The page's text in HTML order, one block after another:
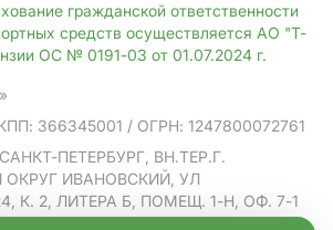
гражданской ответственности
средств осуществляется АО "Т-
ОС № 0191-03 от 01.07.2024 г.
366345001 / ОГРН: 1247800072761
ПЕТЕРБУРГ, ВН.ТЕР.Г.
ИВАНОВСКИЙ, УЛ
К. 2, ЛИТЕРА Б, ПОМЕЩ. 1-Н, ОФ. 7-1